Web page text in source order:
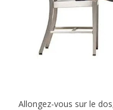
Allongez-vous sur le